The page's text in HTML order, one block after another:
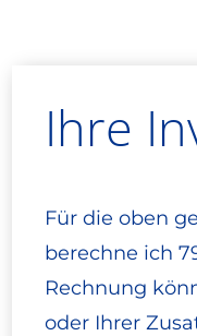
Ihre
Für die oben
berechne ich
Rechnung
oder Ihrer